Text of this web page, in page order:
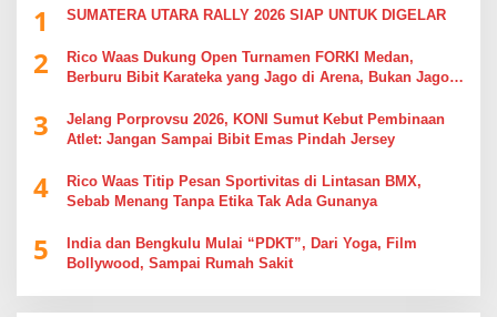
1 SUMATERA UTARA RALLY 2026 SIAP UNTUK DIGELAR
2
Rico Waas Dukung Open Turnamen FORKI Medan,
Berburu Bibit Karateka yang Jago di Arena, Bukan Jago
3
Jelang Porprovsu 2026, KONI Sumut Kebut Pembinaan
Atlet: Jangan Sampai Bibit Emas Pindah Jersey
4
Rico Waas Titip Pesan Sportivitas di Lintasan BMX,
Sebab Menang Tanpa Etika Tak Ada Gunanya
5
India dan Bengkulu Mulai “PDKT”, Dari Yoga, Film
Bollywood, Sampai Rumah Sakit